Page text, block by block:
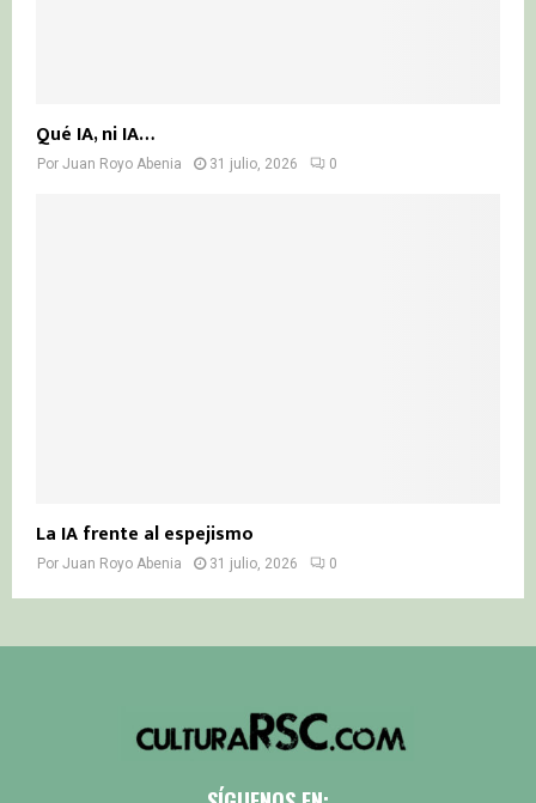
Qué IA, ni IA…
Por Juan Royo Abenia 31 julio, 2026 0
La IA frente al espejismo
Por Juan Royo Abenia 31 julio, 2026 0